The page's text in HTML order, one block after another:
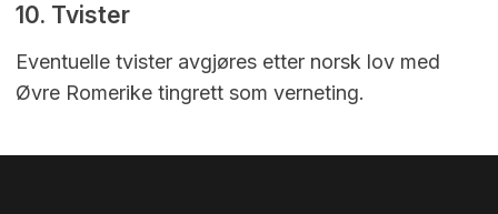
10. Tvister
Eventuelle tvister avgjøres etter norsk lov med
Øvre Romerike tingrett som verneting.